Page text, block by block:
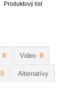
Produktový list
8 Video 8
5 Alternatívy